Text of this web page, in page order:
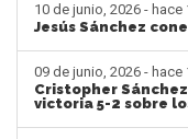
10 de junio, 2026 - hace
Jesús Sánchez
09 de junio, 2026 - hace
Cristopher
victoria 5-2 sobre